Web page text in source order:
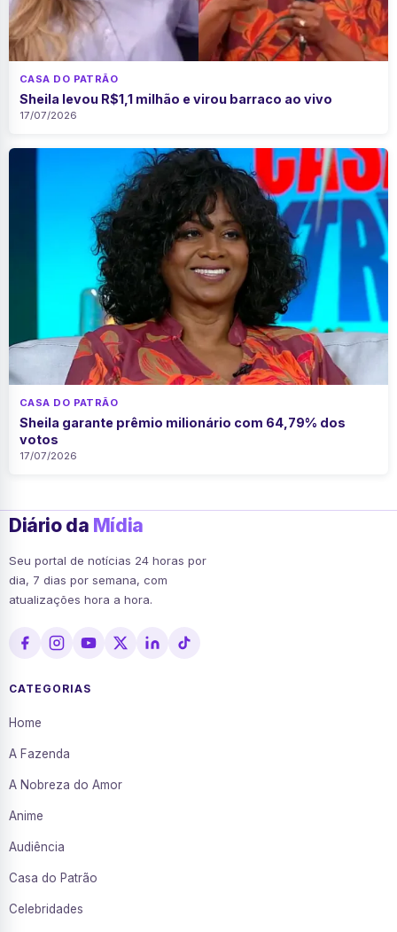
CASA DO PATRÃO
Sheila levou R$1,1 milhão e virou barraco ao vivo
17/07/2026
CASA DO PATRÃO
Sheila garante prêmio milionário com 64,79% dos
votos
17/07/2026
Diário da Mídia
Seu portal de notícias 24 horas por
dia, 7 dias por semana, com
atualizações hora a hora.
CATEGORIAS
Home
A Fazenda
A Nobreza do Amor
Anime
Audiência
Casa do Patrão
Celebridades